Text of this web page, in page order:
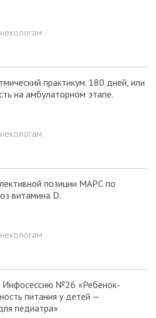
практикум. 180 дней, или
на амбулаторном этапе.
позиции МАРС по
витамина D.
Инфосессию №26 «Ребёнок-
питания у детей —
педиатра»